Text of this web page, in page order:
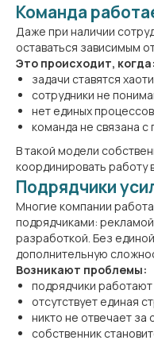
Команда
Даже при наличии
оставаться зависимым
Это происходит, когда:
задачи ставятся
сотрудники не
нет единых
команда не связана
В такой модели
координировать работу
Подрядчики
Многие компании
подрядчиками:
разработкой. Без
дополнительную
Возникают проблемы:
подрядчики работают
отсутствует единая
никто не отвечает за
собственник